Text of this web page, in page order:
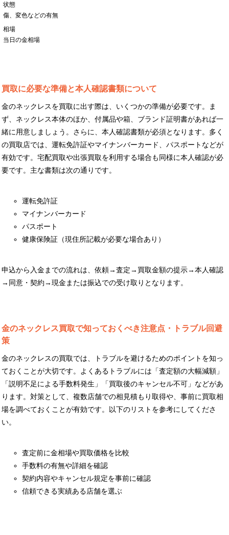
状態
傷、変色などの有無
相場
当日の金相場
買取に必要な準備と本人確認書類について
金のネックレスを買取に出す際は、いくつかの準備が必要です。ま
ず、ネックレス本体のほか、付属品や箱、ブランド証明書があれば一
緒に用意しましょう。さらに、本人確認書類が必須となります。多く
の買取店では、運転免許証やマイナンバーカード、パスポートなどが
有効です。宅配買取や出張買取を利用する場合も同様に本人確認が必
要です。主な書類は次の通りです。
運転免許証
マイナンバーカード
パスポート
健康保険証（現住所記載が必要な場合あり）
申込から入金までの流れは、依頼→査定→買取金額の提示→本人確認
→同意・契約→現金または振込での受け取りとなります。
金のネックレス買取で知っておくべき注意点・トラブル回避
策
金のネックレスの買取では、トラブルを避けるためのポイントを知っ
ておくことが大切です。よくあるトラブルには「査定額の大幅減額」
「説明不足による手数料発生」「買取後のキャンセル不可」などがあ
ります。対策として、複数店舗での相見積もり取得や、事前に買取相
場を調べておくことが有効です。以下のリストを参考にしてくださ
い。
査定前に金相場や買取価格を比較
手数料の有無や詳細を確認
契約内容やキャンセル規定を事前に確認
信頼できる実績ある店舗を選ぶ